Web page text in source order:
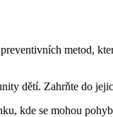
metod,
dětí. Zahrňte do
kde se mohou